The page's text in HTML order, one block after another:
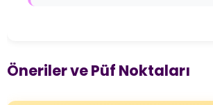
Öneriler ve Püf Noktaları